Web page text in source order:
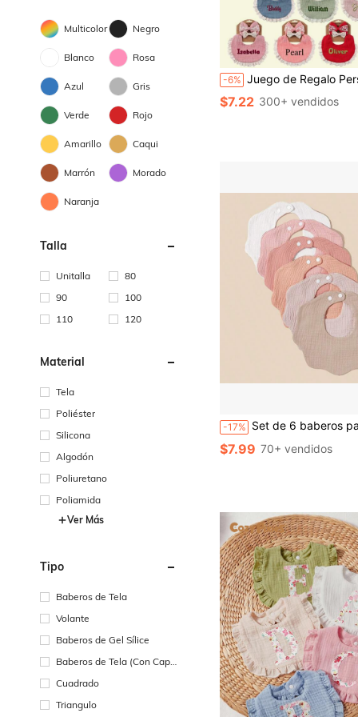
Multicolor Negro
Blanco Rosa
Azul Gris
Verde Rojo
Amarillo Caqui
Marrón Morado
Naranja
Talla
Unitalla
80
90
100
110
120
Material
Tela
Poliéster
Silicona
Algodón
Poliuretano
Poliamida
Ver Más
Tipo
Baberos de Tela
Volante
Baberos de Gel Sílice
Baberos de Tela (Con Capa
Cuadrado
Triangulo
-6% Juego de Regalo Personalizado para Bebé - Baberos Bordados con Letras & Diademas de Encaje | Caja de Regalo para Recién Nacido | Elegante, Lindo, Práctico, Nueva Llegada de
$7.22 300+ vendidos
-17% Set de 6 baberos para bebé con linda serie rosa, pañuelos de algodón
$7.99 70+ vendidos